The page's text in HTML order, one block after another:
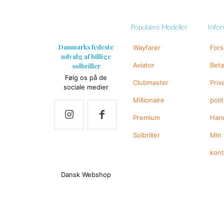
Danmarks fedeste
udvalg af billige
solbriller
Følg os på de
sociale medier
Dansk Webshop
Populære Modeller
Wayfarer
Aviator
Clubmaster
Millionaire
Premium
Solbriller Min